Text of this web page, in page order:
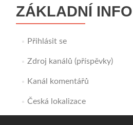
ZÁKLADNÍ
Přihlásit se
Zdroj kanálů (příspěvky)
Kanál komentářů
Česká lokalizace